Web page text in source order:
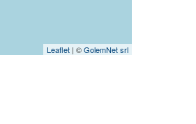
Leaflet | ©GolemNet srl